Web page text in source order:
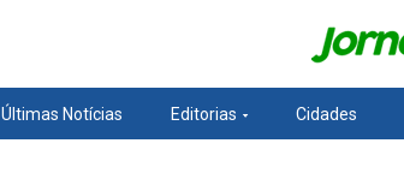
Últimas Notícias Editorias Cidades